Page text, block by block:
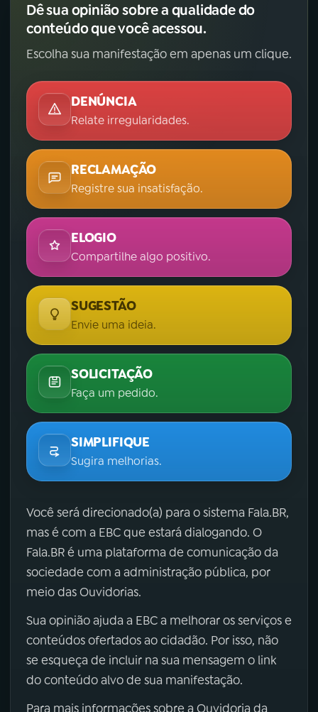
Dê sua opinião sobre a qualidade do
conteúdo que você acessou.
Escolha sua manifestação em apenas um clique.
DENÚNCIA
Relate irregularidades.
RECLAMAÇÃO
Registre sua insatisfação.
ELOGIO
Compartilhe algo positivo.
SUGESTÃO
Envie uma ideia.
SOLICITAÇÃO
Faça um pedido.
SIMPLIFIQUE
Sugira melhorias.
Você será direcionado(a) para o sistema Fala.BR,
mas é com a EBC que estará dialogando. O
Fala.BR é uma plataforma de comunicação da
sociedade com a administração pública, por
meio das Ouvidorias.
Sua opinião ajuda a EBC a melhorar os serviços e
conteúdos ofertados ao cidadão. Por isso, não
se esqueça de incluir na sua mensagem o link
do conteúdo alvo de sua manifestação.
Para mais informações sobre a Ouvidoria da